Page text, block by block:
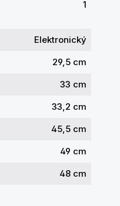
1
Elektronický
29,5 cm
33 cm
33,2 cm
45,5 cm
49 cm
48 cm